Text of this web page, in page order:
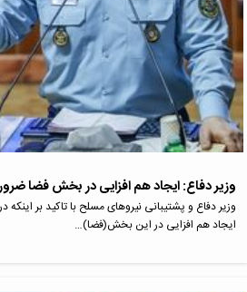
وزیر دفاع: ایجاد هم افزایی در بخش فضا
وزیر دفاع و پشتیبانی نیروهای مسلح با تاکید بر اینکه
ایجاد هم افزایی در این بخش(فضا)…